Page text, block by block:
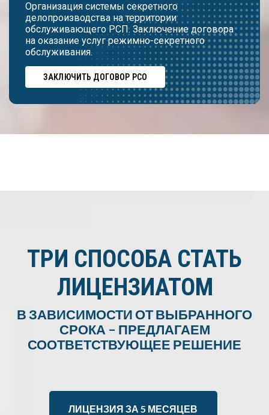
Организация системы секретного
делопроизводства на территории
обслуживающего РСП. Заключение договора
на оказание услуг режимно-секретного
обслуживания.
ЗАКЛЮЧИТЬ ДОГОВОР РСО
ТРИ СПОСОБА СТАТЬ
ЛИЦЕНЗИАТОМ
В ЗАВИСИМОСТИ ОТ ВЫБРАННОГО
СРОКА – ПРЕДЛАГАЕМ
СООТВЕТСТВУЮЩЕЕ РЕШЕНИЕ
ЛИЦЕНЗИЯ ЗА 5 МЕСЯЦЕВ